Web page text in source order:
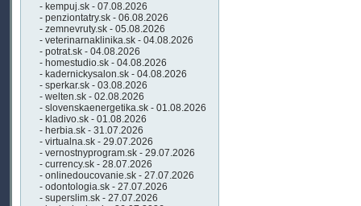
- kempuj.sk - 07.08.2026
- penziontatry.sk - 06.08.2026
- zemnevruty.sk - 05.08.2026
- veterinarnaklinika.sk - 04.08.2026
- potrat.sk - 04.08.2026
- homestudio.sk - 04.08.2026
- kadernickysalon.sk - 04.08.2026
- sperkar.sk - 03.08.2026
- welten.sk - 02.08.2026
- slovenskaenergetika.sk - 01.08.2026
- kladivo.sk - 01.08.2026
- herbia.sk - 31.07.2026
- virtualna.sk - 29.07.2026
- vernostnyprogram.sk - 29.07.2026
- currency.sk - 28.07.2026
- onlinedoucovanie.sk - 27.07.2026
- odontologia.sk - 27.07.2026
- superslim.sk - 27.07.2026